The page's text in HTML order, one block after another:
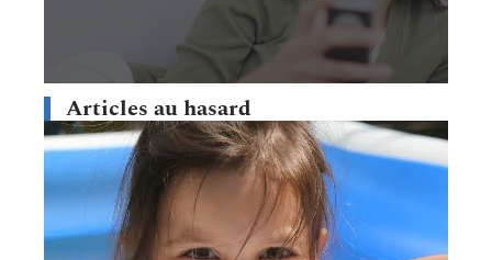
Articles au hasard